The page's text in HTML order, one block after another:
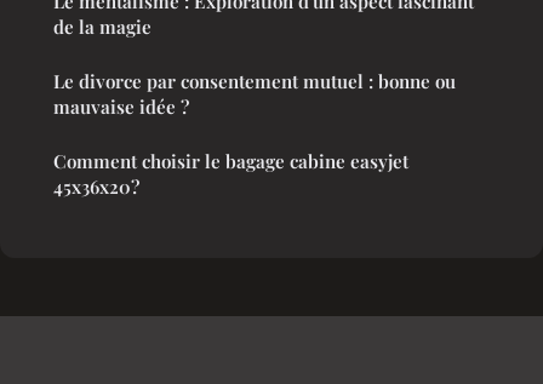
de la magie
Le divorce par consentement mutuel : bonne ou
mauvaise idée ?
Comment choisir le bagage cabine easyjet
45x36x20?